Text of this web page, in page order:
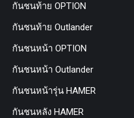
กันชนท้าย OPTION
กันชนท้าย Outlander
กันชนหน้า OPTION
กันชนหน้า Outlander
กันชนหน้ารุ่น HAMER
กันชนหลัง HAMER